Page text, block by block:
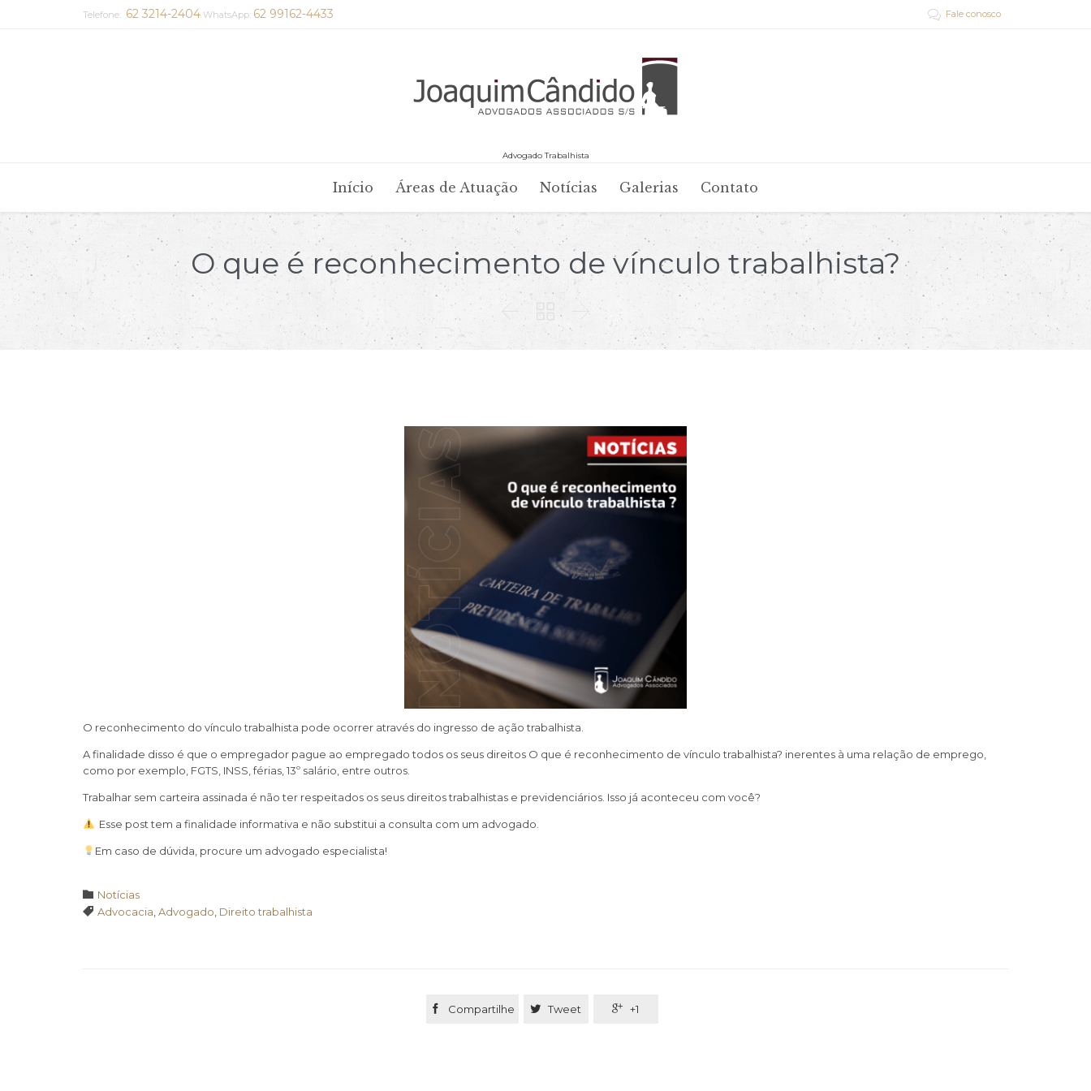
Telefone: 62 3214-2404 WhatsApp: 62 99162-4433  Fale conosco
Advogado Trabalhista
to
Início Áreas de Atuação Notícias Galerias Contato
O que é reconhecimento de vínculo trabalhista?

O reconhecimento do vínculo trabalhista pode ocorrer através do ingresso de ação trabalhista.
A finalidade disso é que o empregador pague ao empregado todos os seus direitos O que é reconhecimento de vínculo trabalhista? inerentes à uma relação de emprego,
como por exemplo, FGTS, INSS, férias, 13º salário, entre outros.
Trabalhar sem carteira assinada é não ter respeitados os seus direitos trabalhistas e previdenciários. Isso já aconteceu com você?
Esse post tem a finalidade informativa e não substitui a consulta com um advogado.
Em caso de dúvida, procure um advogado especialista!
 Category
Notícias
 Tags
Advocacia Advogado Direito trabalhista
 Compartilhe  Tweet  +1